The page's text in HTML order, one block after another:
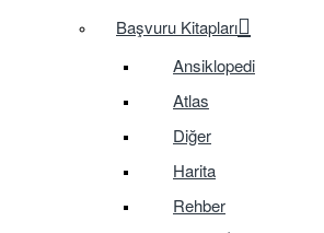
Başvuru Kitapları
Ansiklopedi
Atlas
Diğer
Harita
Rehber